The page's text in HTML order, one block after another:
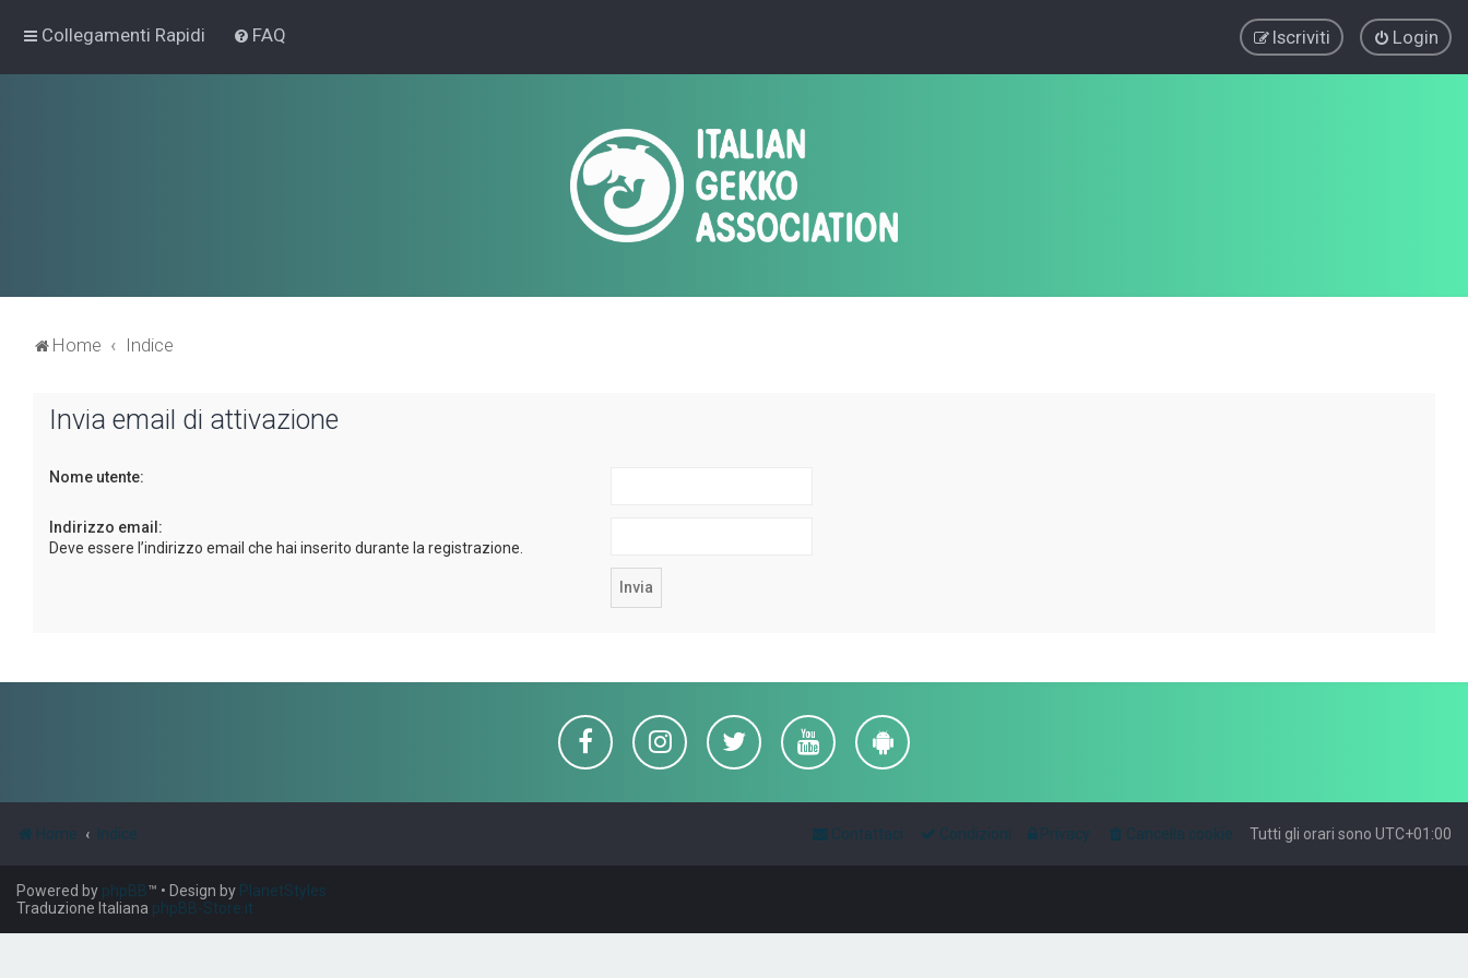
Collegamenti Rapidi FAQ Login
Iscriviti
Home Indice
Invia email di attivazione
Nome utente:
Indirizzo email:
Deve essere l’indirizzo email che hai inserito durante la registrazione.
Home Indice Tutti gli orari sono UTC+01:00
Cancella cookie
Privacy
Condizioni
Contattaci
Powered by phpBB™ • Design by PlanetStyles
Traduzione Italiana phpBB-Store.it